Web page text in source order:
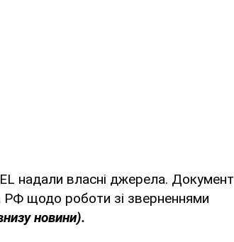
надали власні джерела. Документ
РФ щодо роботи зі зверненнями
новини).